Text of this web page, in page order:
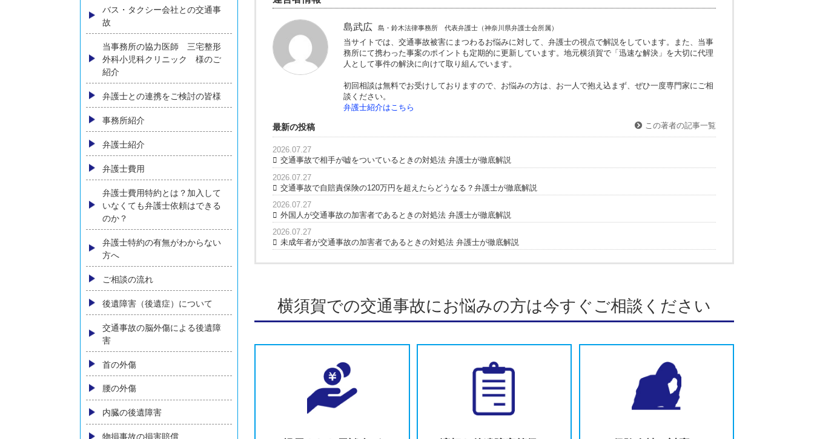
以上、交通事故で腕を切断させられた場合について説明してきました。
日常生活を一変させるような重大な事故のため、安易な妥協をせずに、専門家である交通事故に注力する弁護士の力を借りて
適切な賠償金を得ることが肝要です。
是非島・鈴木法律事務所の
適切なアドバイスをさせていただきます。
運営者情報
当サイトでは、交通事故被害にまつわるお悩みに対して、弁護士の視点で解説をしています。また、当事
人として事件の解決に向けて取り組んでいます。
初回相談は無料でお受けしておりますので、お悩みの方は、お一人で抱え込まず、ぜひ一度専門家にご相
談ください。
弁護士紹介はこちら
2026.07.27
交通事故で相手が嘘をついているときの対処法 弁護士が徹底解説
2026.07.27
2026.07.27
外国人が交通事故の加害者であるときの対処法 弁護士が徹底解説
2026.07.27
未成年者が交通事故の加害者であるときの対処法 弁護士が徹底解説
慰謝料・過失割合～
交通事故により顔に傷跡が残っ
た場合、慰謝料など賠償はどう
横須賀でバイク事故に強い弁護
士に相談
バス・タクシー会社との交通事
故
当事務所の協力医師 三宅整形
外科小児科クリニック 様のご
紹介
弁護士との連携をご検討の皆様
事務所紹介
弁護士紹介
弁護士費用
弁護士費用特約とは？加入して
いなくても弁護士依頼はできる
のか？
弁護士特約の有無がわからない